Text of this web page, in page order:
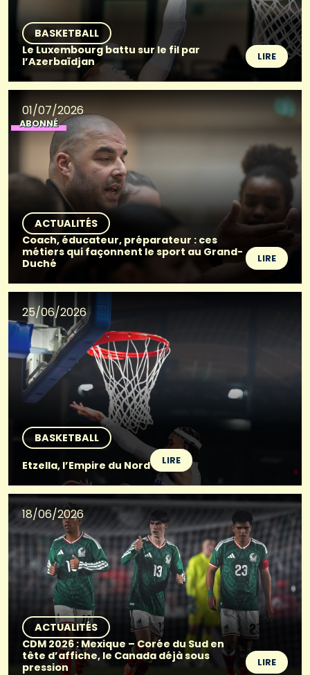
BASKETBALL
Le Luxembourg battu sur le fil par
l’Azerbaïdjan
LIRE
01/07/2026
ABONNÉ
ACTUALITÉS
Coach, éducateur, préparateur : ces
métiers qui façonnent le sport au Grand-
Duché
LIRE
25/06/2026
BASKETBALL
Etzella, l’Empire du Nord
LIRE
18/06/2026
ACTUALITÉS
CDM 2026 : Mexique – Corée du Sud en
tête d’affiche, le Canada déjà sous
pression
LIRE